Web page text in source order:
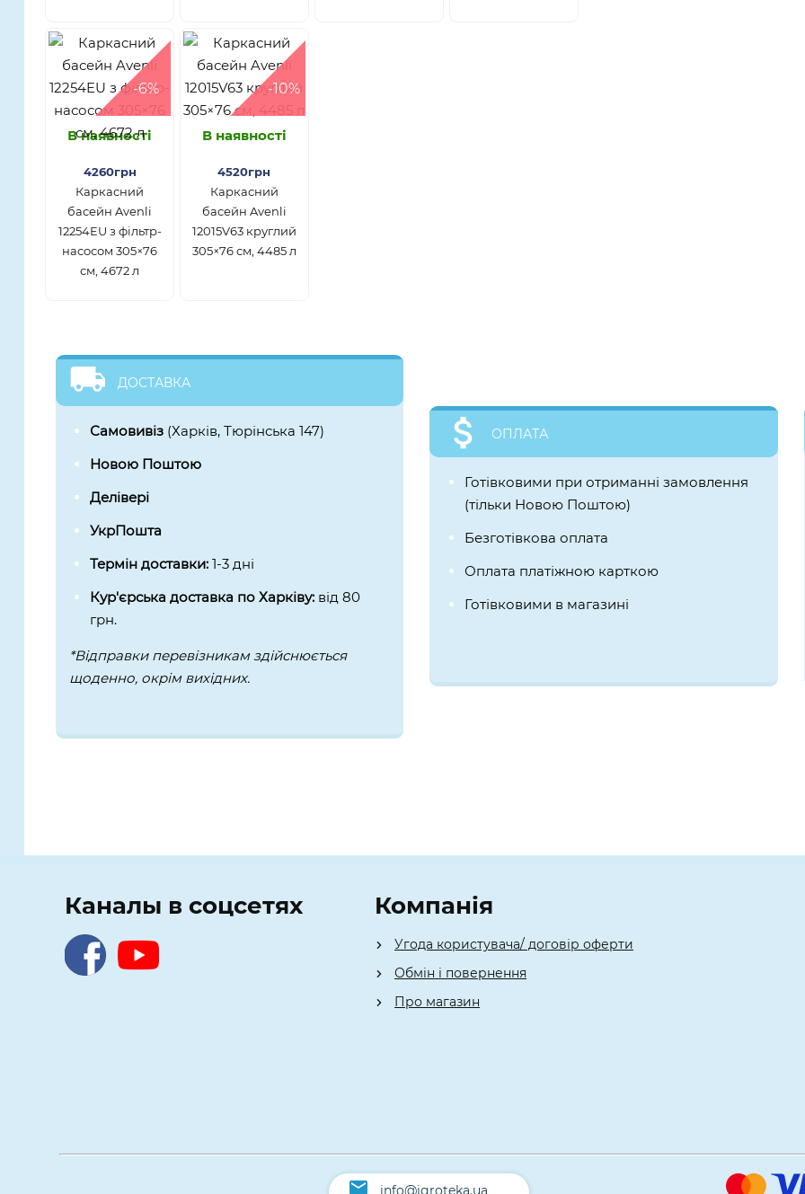
-6%
В наявності
4260грн
Каркасний
басейн Avenli
12254EU з фільтр-
насосом 305×76
см, 4672 л
-10%
В наявності
4520грн
Каркасний
басейн Avenli
12015V63 круглий
305×76 см, 4485 л
ДОСТАВКА
Самовивіз (Харків, Тюрінська 147)
Новою Поштою
Делівері
УкрПошта
Термін доставки:1-3 дні
Кур'єрська доставка по Харківу: від 80
грн.
*Відправки перевізникам здійснюється
щоденно, окрім вихідних.
ОПЛАТА
Готівковими при отриманні замовлення
(тільки Новою Поштою)
Безготівкова оплата
Оплата платіжною карткою
Готівковими в магазині
Каналы в соцсетях Компанія
Угода користувача/ договір оферти
Обмін і повернення
Про магазин
info@igroteka.ua